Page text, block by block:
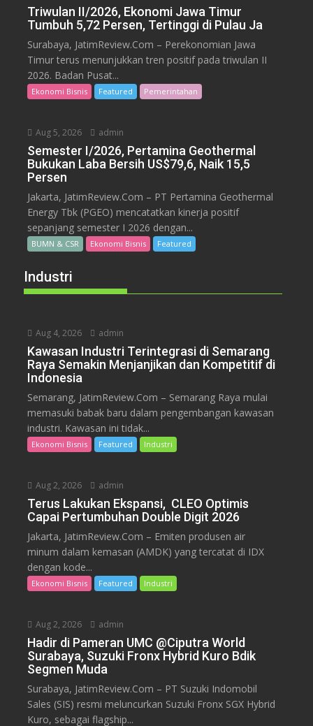
Triwulan II/2026, Ekonomi Jawa Timur
Tumbuh 5,72 Persen, Tertinggi di Pulau Ja
Surabaya, JatimReview.Com – Perekonomian Jawa
Timur terus menunjukkan tren positif pada triwulan II
2026. Badan Pusat...
Ekonomi Bisnis Featured Pemerintahan
Aug 5, 2026 admin
Semester I/2026, Pertamina Geothermal
Bukukan Laba Bersih US$79,6, Naik 15,5
Persen
Jakarta, JatimReview.Com – PT Pertamina Geothermal
Energy Tbk (PGEO) mencatatkan kinerja positif
sepanjang semester I 2026 dengan...
BUMN & CSR Ekonomi Bisnis Featured
Industri
Aug 4, 2026 admin
Kawasan Industri Terintegrasi di Semarang
Raya Semakin Menjanjikan dan Kompetitif di
Indonesia
Semarang, JatimReview.Com – Semarang Raya mulai
memasuki babak baru dalam pengembangan kawasan
industri. Kawasan ini tidak...
Ekonomi Bisnis Featured Industri
Aug 2, 2026 admin
Terus Lakukan Ekspansi, CLEO Optimis
Capai Pertumbuhan Double Digit 2026
Jakarta, JatimReview.Com – Emiten produsen air
minum dalam kemasan (AMDK) yang tercatat di IDX
dengan kode...
Ekonomi Bisnis Featured Industri
Aug 2, 2026 admin
Hadir di Pameran UMC @Ciputra World
Surabaya, Suzuki Fronx Hybrid Kuro Bdik
Segmen Muda
Surabaya, JatimReview.Com – PT Suzuki Indomobil
Sales (SIS) resmi meluncurkan Suzuki Fronx SGX Hybrid
Kuro, sebagai flagship...